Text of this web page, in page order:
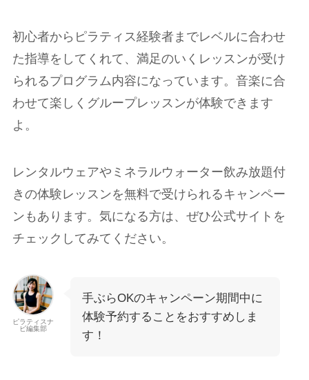
初心者からピラティス経験者までレベルに合わせ
た指導をしてくれて、満足のいくレッスンが受け
られるプログラム内容になっています。音楽に合
わせて楽しくグループレッスンが体験できます
よ。
レンタルウェアやミネラルウォーター飲み放題付
きの体験レッスンを無料で受けられるキャンペー
ンもあります。気になる方は、ぜひ公式サイトを
チェックしてみてください。
ピラティスナ
ビ編集部
手ぶらOKのキャンペーン期間中に
体験予約することをおすすめしま
す！